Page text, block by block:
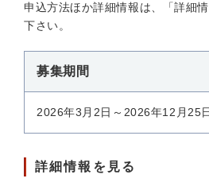
申込方法ほか詳細情報は、「詳細
下さい。
募集期間
2026年3月2日～2026年12月25
詳細情報を見る